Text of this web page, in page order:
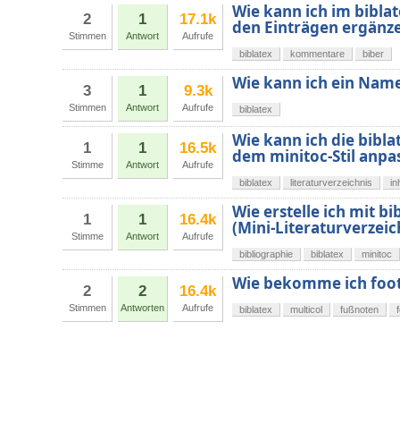
2
Stimmen
1
Antwort
17.1k
Aufrufe
Wie kann ich im
den Einträgen
biblatex kommentare biber
3
Stimmen
1
Antwort
9.3k
Aufrufe
Wie kann ich ein
biblatex
1
Stimme
1
Antwort
16.5k
Aufrufe
Wie kann ich die
dem minitoc-Stil
biblatex literaturverzeichnis
1
Stimme
1
Antwort
16.4k
Aufrufe
Wie erstelle ich mit
(Mini-
bibliographie biblatex minitoc
2
Stimmen
2
Antworten
16.4k
Aufrufe
Wie bekomme ich
biblatex multicol fußnoten